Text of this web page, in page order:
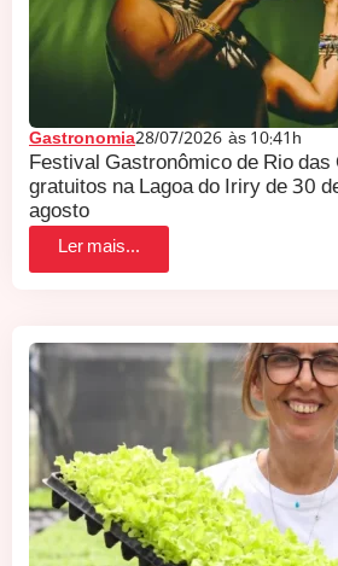
Gastronomia28/07/2026 às10:41h
Festival Gastronômico de Rio
gratuitos na Lagoa do Iriry de 30
agosto
Ler mais...